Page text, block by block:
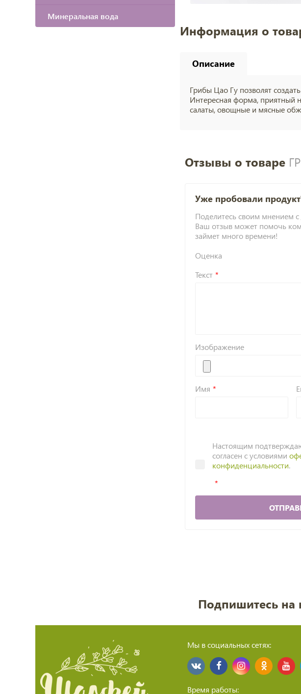
Минеральная вода
Информация о
Описание
Грибы Цао Гу позволят
Интересная форма, приятный
салаты, овощные и мясные
Отзывы о товаре
Уже пробовали
Поделитесь своим мнением
Ваш отзыв может помочь
займет много времени!
Оценка
Текст
Изображение
Имя
Настоящим
согласен с условиями
конфиденциальности.
Подпишитесь на
Мы в социальных сетях:
Время работы: